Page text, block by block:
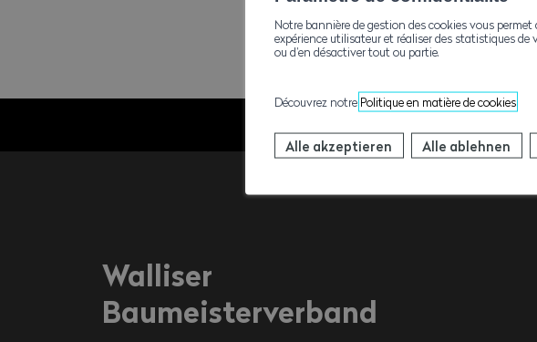
Walliser
Baumeisterverband
Notre bannière de gestion des cookies vous
expérience utilisateur et réaliser des statistiques
ou d’en désactiver tout ou partie.
Découvrez notre Politique en matière de cookies
Alle akzeptieren Alle ablehnen